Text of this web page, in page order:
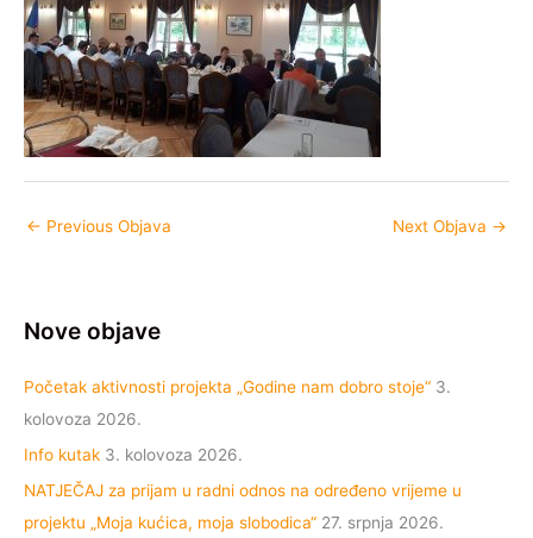
← Previous Objava Next Objava →
Nove objave
Početak aktivnosti projekta „Godine nam dobro stoje“ 3.
kolovoza 2026.
Info kutak 3. kolovoza 2026.
NATJEČAJ za prijam u radni odnos na određeno vrijeme u
projektu „Moja kućica, moja slobodica“ 27. srpnja 2026.